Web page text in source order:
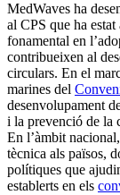
MedWaves ha
al CPS que ha
fonamental en
contribueixen al
circulars. En el
marines del
desenvolupament
i la prevenció de la
En l’àmbit
tècnica als països,
polítiques que
establerts en els